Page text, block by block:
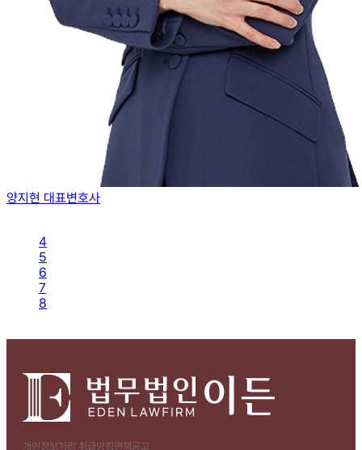
양지현 대표변호사
4
5
6
7
8
개인정보처리 취급방침 면책공고